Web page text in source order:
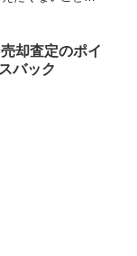
却査定のポイ
バック